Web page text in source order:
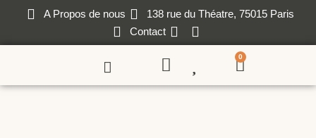
A Propos de nous
138 rue du Théatre, 75015 Paris
Contact
0